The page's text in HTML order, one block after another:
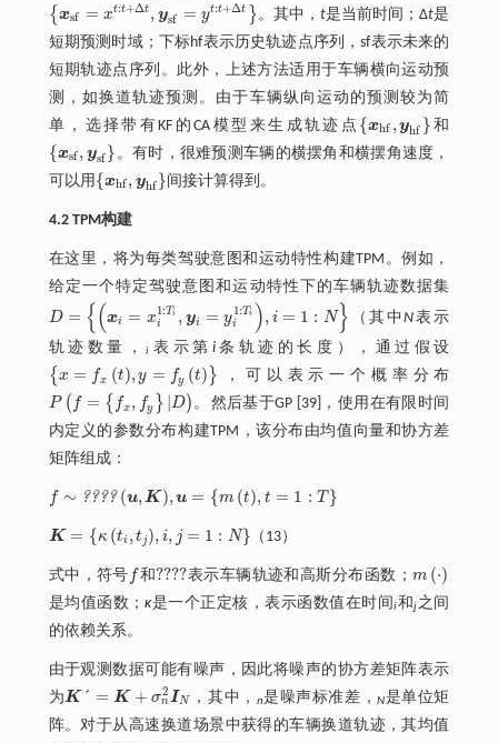
{ xsf = xt:t+Δt , ysf = yt:t+Δt }
xsf=x :t+ Δt,y s f=yt:t+Δt 。其中，t是当前时间；Δt是
短期预测时域；下标hf表示历史轨迹点序列，sf表示未来的
短期轨迹点序列。此外，上述方法适用于车辆横向运动预
测，如换道轨迹预测。由于车辆纵向运动的预测较为简
单，选择带有KF的CA模型来生成轨迹点 {xhf ,yhf }
x hf,yhf 和
{xsf , ysf }
x sf,ysf
。有时，很难预测车辆的横摆角和横摆角速度，
可以用 {xhf , yhf }
x hf,yhf 间接计算得到。
4.2 TPM构建
在这里，将为每类驾驶意图和运动特性构建TPM。例如，
给定一个特定驾驶意图和运动特性下的车辆轨迹数据集
D = {(xi = x1:Ti
i , yi = y1:Ti
i ), i = 1 : N}
D= xi= xi 1: Ti, i=y i1:Ti, i=1: N （其中N表示
轨迹数量，i 表示第 i条轨迹的长度），通过假设
{ x = fx (t),y = fy (t) }
x=fx t,y =fy t ，可以表示一个概率分布
P ( f = { fx , fy } |D) 。
Pf=f x, fyD 。
然后基于GP [39]，使用在有限时间
内定义的参数分布构建TPM，该分布由均值向量和协方差
矩阵组成：
f ∼ ???? (u, K),u = {m (t), t = 1 : T }
f∼???? u ,K, u=mt,t =1:T
K = {κ (ti ,t j ), i, j = 1 : N}
K=κ t, j, i,j =1: N （13）
式中，符号 f
f 和 ????
???? 表示车辆轨迹和高斯分布函数； m (⋅)
m·
是均值函数；κ是一个正定核，表示函数值在时间i和j之间
的依赖关系。
由于观测数据可能有噪声，因此将噪声的协方差矩阵表示
为K´ = K + σ2
n I N
K´= +σ n2IN ，其中， n是噪声标准差，N是单位矩
阵。对于从高速换道场景中获得的车辆换道轨迹，其均值